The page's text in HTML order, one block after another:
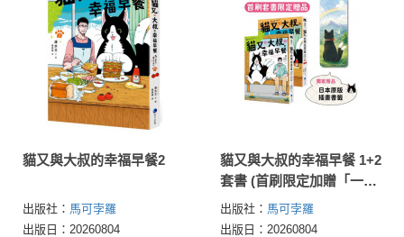
貓又與大叔的幸福早餐2
出版社： 馬可孛羅
出版日：20260804
貓又與大叔的幸福早餐 1+2
套書 (首刷限定加贈「一起
走過雨天晴天」日本原版
插畫書籤)
出版社： 馬可孛羅
出版日：20260804